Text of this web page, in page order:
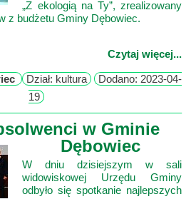
„Z ekologią na Ty”, zrealizowany
Czytaj więcej...
Dział: kultura
Dodano: 2023-04-
19
w Gminie
Dębowiec
W dniu dzisiejszym w sali
widowiskowej Urzędu Gminy
odbyło się spotkanie najlepszych